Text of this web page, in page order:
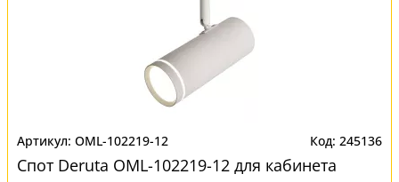
OML-102219-12 245136
Спот Deruta OML-102219-12 для кабинета